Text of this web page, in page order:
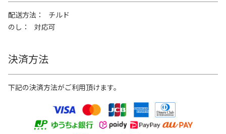
配送方法
チルド
のし
対応可
決済方法
下記の決済方法がご利用頂けます。